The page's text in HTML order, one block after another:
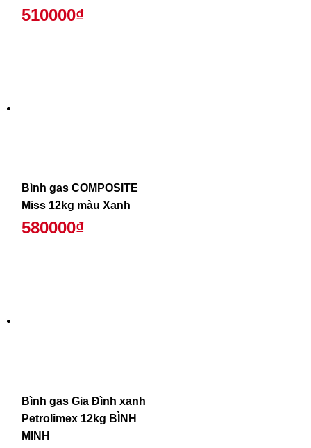
510000₫
Bình gas COMPOSITE
Miss 12kg màu Xanh
580000₫
Bình gas Gia Đình xanh
Petrolimex 12kg BÌNH
MINH